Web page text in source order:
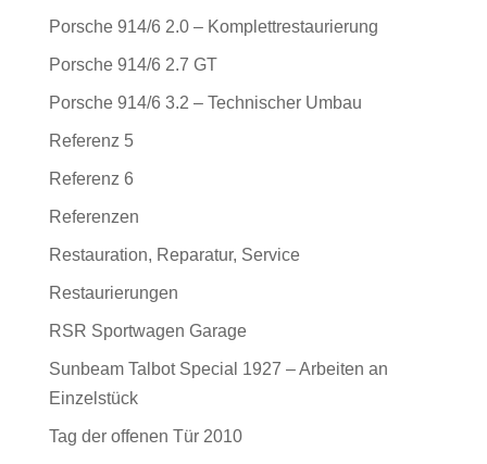
Porsche 914/6 2.0 – Komplettrestaurierung
Porsche 914/6 2.7 GT
Porsche 914/6 3.2 – Technischer Umbau
Referenz 5
Referenz 6
Referenzen
Restauration, Reparatur, Service
Restaurierungen
RSR Sportwagen Garage
Sunbeam Talbot Special 1927 – Arbeiten an
Einzelstück
Tag der offenen Tür 2010